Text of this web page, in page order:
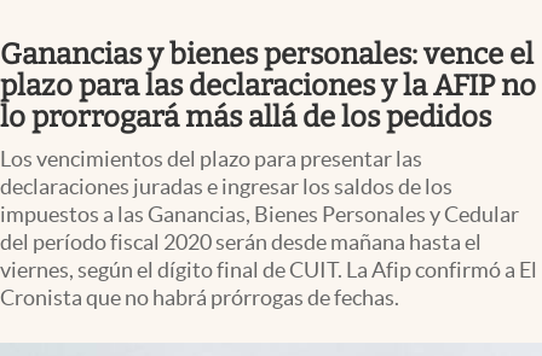
Uruguay
Negocios
Columnistas
Otras secciones
Apertura
Infotechnology
Clase
Ganancias y bienes personales: vence el
plazo para las declaraciones y la AFIP no
lo prorrogará más allá de los pedidos
Los vencimientos del plazo para presentar las
declaraciones juradas e ingresar los saldos de los
impuestos a las Ganancias, Bienes Personales y Cedular
del período fiscal 2020 serán desde mañana hasta el
viernes, según el dígito final de CUIT. La Afip confirmó a El
Cronista que no habrá prórrogas de fechas.